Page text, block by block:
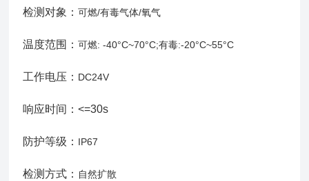
检测对象：可燃/有毒气体/氧气
温度范围：可燃: -40°C~70°C;有毒:-20°C~55°C
工作电压： DC24V
响应时间：<=30s
防护等级： IP67
检测方式： 自然扩散